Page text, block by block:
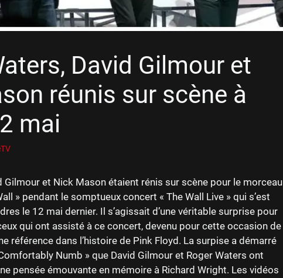
David Gilmour et
réunis sur scène à
mai
Gilmour et Nick Mason étaient rénis sur scène pour le morceau
» pendant le somptueux concert « The Wall Live » qui s’est
le 12 mai dernier. Il s’agissait d’une véritable surprise pour
qui ont assisté à ce concert, devenu pour cette occasion de
référence dans l’histoire de Pink Floyd. La surpise a démarré
Numb » que David Gilmour et Roger Waters ont
pensée émouvante en mémoire à Richard Wright. Les vidéos